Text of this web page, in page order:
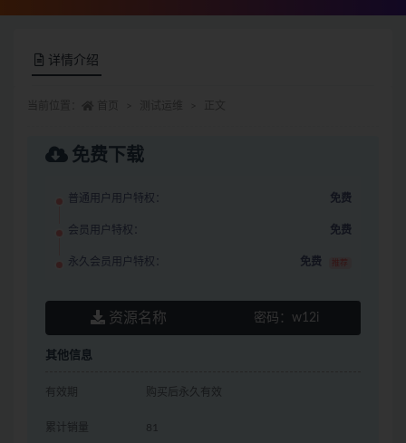
详情介绍
免费下载
普通用户用户特权： 免费
会员用户特权： 免费
永久会员用户特权： 免费 推荐
资源名称 密码： w12i
其他信息
有效期 购买后永久有效
累计销量 81